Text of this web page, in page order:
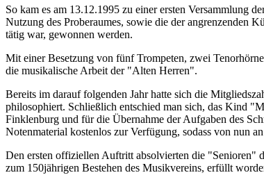
So kam es am 13.12.1995 zu einer ersten Versammlung
Nutzung des Proberaumes, sowie die der angrenzenden
tätig war, gewonnen werden.
Mit einer Besetzung von fünf Trompeten, zwei
die musikalische Arbeit der "Alten Herren".
Bereits im darauf folgenden Jahr hatte sich die
philosophiert. Schließlich entschied man sich, das Kind
Finklenburg und für die Übernahme der Aufgaben des
Notenmaterial kostenlos zur Verfügung, sodass von nun
Den ersten offiziellen Auftritt absolvierten die "Senioren"
zum 150jährigen Bestehen des Musikvereins, erfüllt